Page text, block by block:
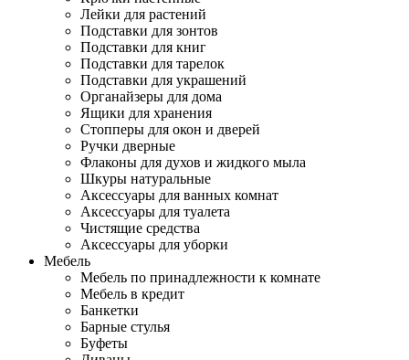
Лейки для растений
Подставки для зонтов
Подставки для книг
Подставки для тарелок
Подставки для украшений
Органайзеры для дома
Ящики для хранения
Стопперы для окон и дверей
Ручки дверные
Флаконы для духов и жидкого мыла
Шкуры натуральные
Аксессуары для ванных комнат
Аксессуары для туалета
Чистящие средства
Аксессуары для уборки
Мебель
Мебель по принадлежности к комнате
Мебель в кредит
Банкетки
Барные стулья
Буфеты